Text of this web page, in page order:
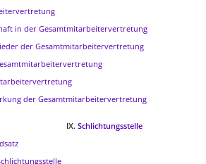
in der Gesamtmitarbeitervertretung
der Gesamtmitarbeitervertretung
der Gesamtmitarbeitervertretung
IX.Schlichtungsstelle